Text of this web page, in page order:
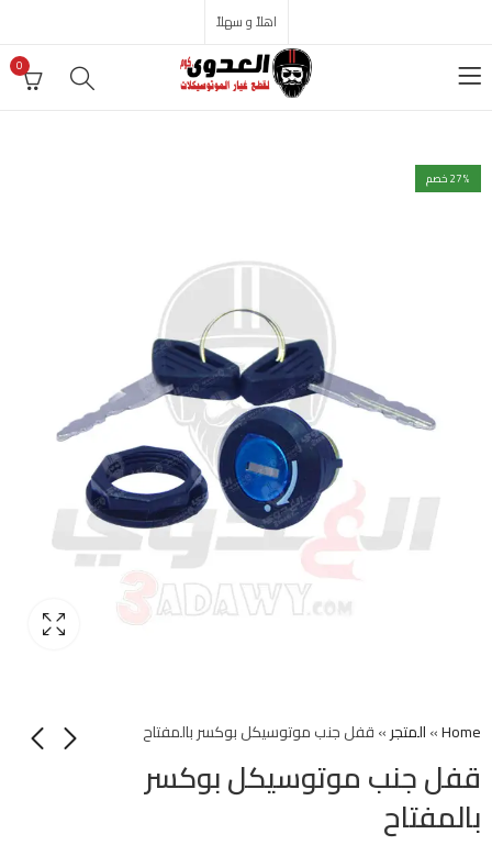
اهلاً و سهلاً
0
27% خصم
Home
»المتجر»قفل جنب موتوسيكل بوكسر بالمفتاح
قفل جنب موتوسيكل بوكسر
بالمفتاح